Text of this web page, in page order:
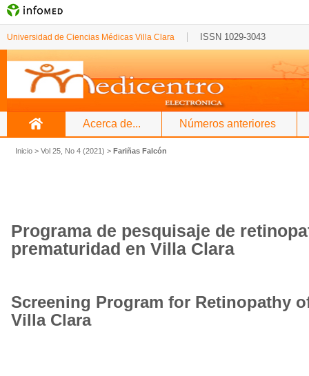
Universidad de Ciencias Médicas Villa Clara ISSN 1029-3043
Acerca de... Números anteriores
Inicio > Vol 25, No 4 (2021) > Fariñas Falcón
Programa de pesquisaje de
prematuridad en Villa Clara
Screening Program for Retinopathy
Villa Clara